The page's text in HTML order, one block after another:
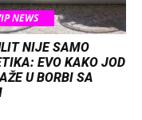
NEWS
NIJE SAMO
EVO KAKO JOD
U BORBI SA